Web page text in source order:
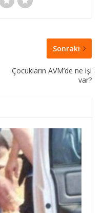
Sonraki
Çocukların AVM’de ne işi
var?